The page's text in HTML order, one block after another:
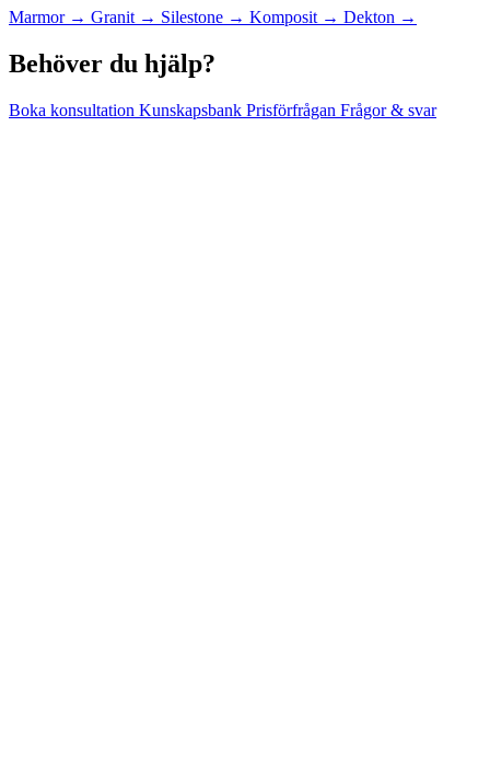
Marmor → Granit → Silestone → Komposit → Dekton →
Behöver du hjälp?
Boka konsultation Kunskapsbank Prisförfrågan Frågor & svar